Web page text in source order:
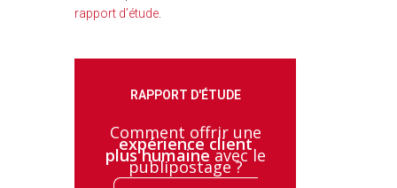
rapport d’étude
RAPPORT D'ÉTUDE
Comment offrir une
expérience client
plus humaineavec le
publipostage ?